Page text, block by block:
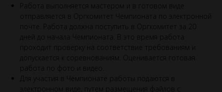
Работа выполняется мастером и в готовом виде
отправляется в Оргкомитет Чемпионата по электронной
почте. Работа должна поступить в Оргкомитет за 20
дней до начала Чемпионата. В это время работа
проходит проверку на соответствие требованиям и
допускается к соревнованиям. Оценивается готовая
работа по фото и видео.
Для участия в Чемпионате работы подаются в
электронном виде, путем размещения файлов с